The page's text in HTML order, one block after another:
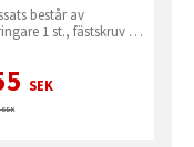
består av
1 st., fästskruv 2
SEK
SEK